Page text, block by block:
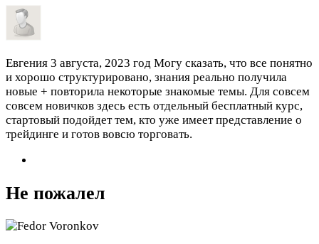
Евгения 3 августа, 2023 год Могу сказать, что все понятно
и хорошо структурировано, знания реально получила
новые + повторила некоторые знакомые темы. Для совсем
совсем новичков здесь есть отдельный бесплатный курс,
стартовый подойдет тем, кто уже имеет представление о
трейдинге и готов вовсю торговать.
Не пожалел